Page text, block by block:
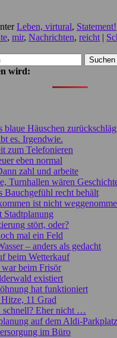
Leben, virtural, Statement!
, mir, Nachrichten, reicht |
wird:
blaue Häuschen
es. Irgendwie.
zum Telefonieren
eben normal
zahl und arbeite
Turnhallen wären
Bauchgefühl recht behält
ist nicht
Stadtplanung
stört, oder?
mal ein Feld
– anders als gedacht
beim Wetterkauf
beim Frisör
existiert
hat funktioniert
11 Grad
schnell? Eher nicht …
auf dem Aldi-
im Büro